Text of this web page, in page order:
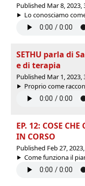
Published Mar 8, 2023,
Lo conosciamo
SETHU parla di
e di terapia
Published Mar 1, 2023,
Proprio come
EP. 12: COSE
IN CORSO
Published Feb 27,
Come funziona il